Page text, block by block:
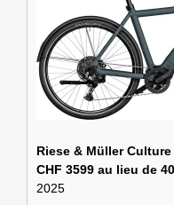
Riese & Müller
CHF 3599 au lieu de
2025